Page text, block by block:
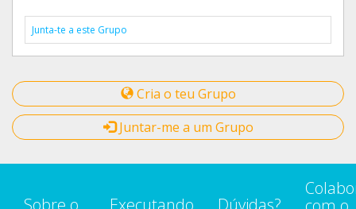
Junta-te a este Grupo
Cria o teu Grupo
Juntar-me a um Grupo
Sobre o Executando Dúvidas?